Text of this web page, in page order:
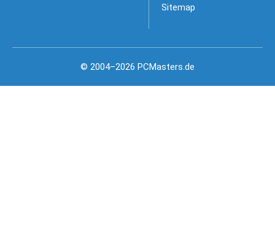
Sitemap
© 2004–2026 PCMasters.de